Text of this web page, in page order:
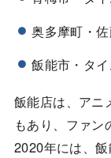
奥多摩町・
飯能市・タ
飯能店は、アニ
もあり、ファン
2020年には、